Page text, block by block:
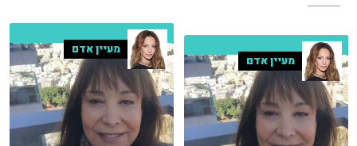
מעיין אדם
מעיין אדם